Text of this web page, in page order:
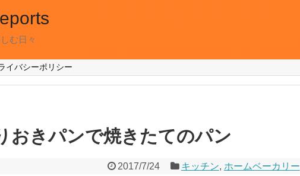
む日々
イバシーポリシー
おきパンで焼きたてのパン
2017/7/24 キッチン, ホームベーカリー